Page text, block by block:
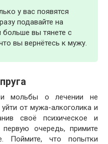
у вас появятся
подавайте на
больше вы тянете с
вы вернётесь к мужу.
мольбы о лечении не
от мужа-алкоголика и
своё психическое и
очередь, примите
Поймите, что попытки